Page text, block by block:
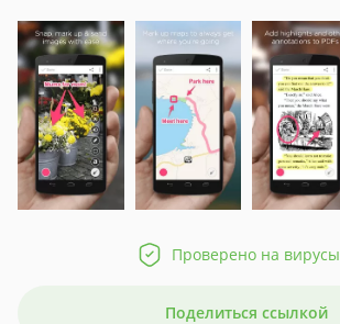
Проверено на вирусы
Поделиться ссылкой